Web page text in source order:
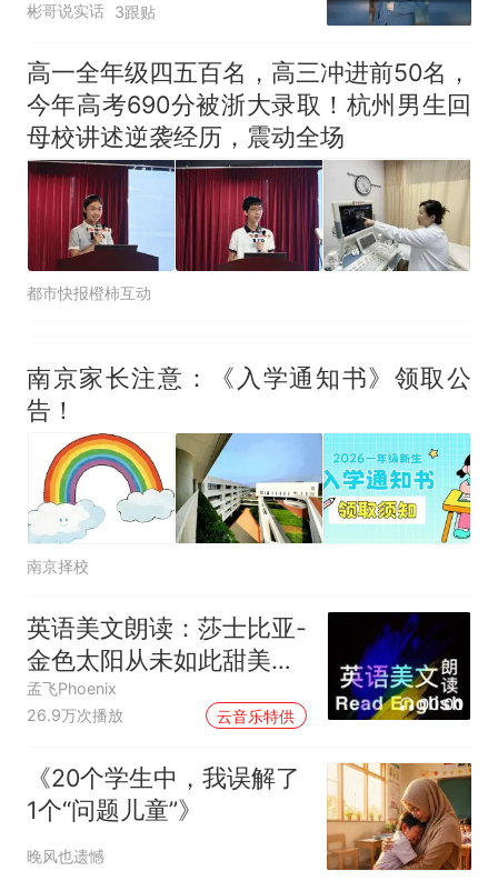
彬哥说实话 3跟贴
高一全年级四五百名，高三冲进前50名，
今年高考690分被浙大录取！杭州男生回
母校讲述逆袭经历，震动全场
都市快报橙柿互动
南京家长注意：《入学通知书》领取公
告！
南京择校
英语美文朗读：莎士比亚-
金色太阳从未如此甜美吻
过
孟飞Phoenix
26.9万次播放
云音乐特供
00:00
《20个学生中，我误解了
1个“问题儿童”》
晚风也遗憾